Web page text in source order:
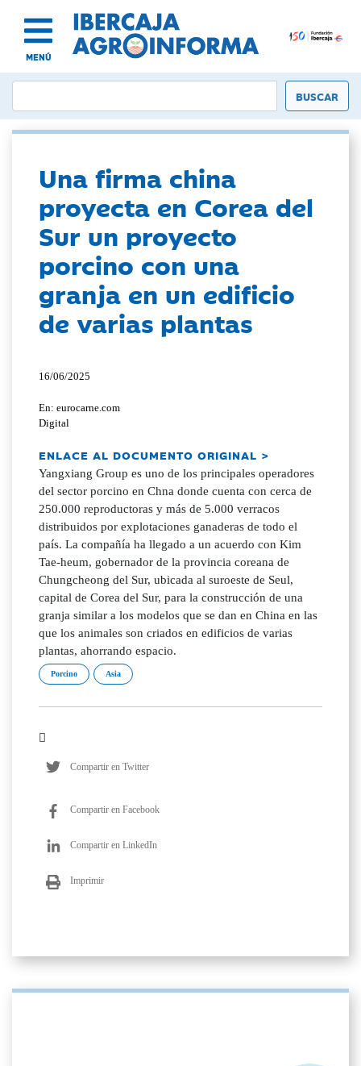
MENÚ
Una firma china
proyecta en Corea del
Sur un proyecto
porcino con una
granja en un edificio
de varias plantas
16/06/2025
En: eurocarne.com
Digital
ENLACE AL DOCUMENTO ORIGINAL >
Yangxiang Group es uno de los principales operadores
del sector porcino en Chna donde cuenta con cerca de
250.000 reproductoras y más de 5.000 verracos
distribuidos por explotaciones ganaderas de todo el
país. La compañía ha llegado a un acuerdo con Kim
Tae-heum, gobernador de la provincia coreana de
Chungcheong del Sur, ubicada al suroeste de Seul,
capital de Corea del Sur, para la construcción de una
granja similar a los modelos que se dan en China en las
que los animales son criados en edificios de varias
plantas, ahorrando espacio.
Porcino Asia
Compartir en Twitter
Compartir en Facebook
Compartir en LinkedIn
Imprimir